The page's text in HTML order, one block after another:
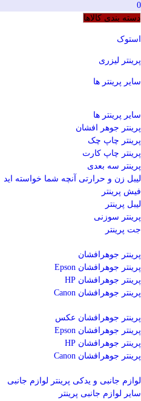
0
دسته بندی کالاها
استوک
پرینتر لیزری
سایر پرینتر ها
سایر پرینتر ها
پرینتر جوهر افشان
پرینتر چاپ چک
پرینتر چاپ کارت
پرینتر سه بعدی
لیبل زن و حرارتی
آنچه شما خواسته اید
فیش پرینتر
لیبل پرینتر
پرینتر سوزنی
جت پرینتر
پرینتر جوهرافشان
پرینتر جوهرافشان Epson
پرینتر جوهرافشان HP
پرینتر جوهرافشان Canon
پرینتر جوهرافشان عکس
پرینتر جوهرافشان Epson
پرینتر جوهرافشان HP
پرینتر جوهرافشان Canon
لوازم جانبی و یدکی پرینتر لوازم جانبی
سایر لوازم جانبی پرینتر